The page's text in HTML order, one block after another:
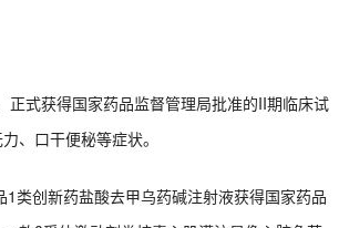
正式获得国家药品监督管理局批准的II期临床试
、口干便秘等症状。
类创新药盐酸去甲乌药碱注射液获得国家药品